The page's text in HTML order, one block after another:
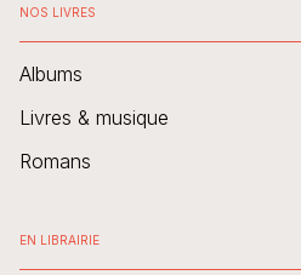
NOS LIVRES
Albums
Livres & musique
Romans
EN LIBRAIRIE